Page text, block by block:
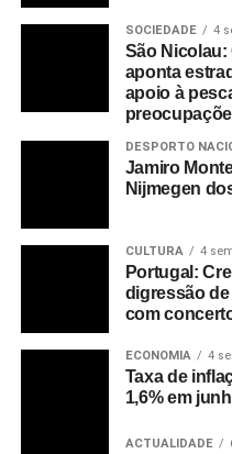
SOCIEDADE 4
São Nicolau:
aponta
apoio à
DESPORTO
Jamiro
Nijmegen
CULTURA 4
Portugal:
digressão
com
ECONOMIA 4
Taxa de
1,6% em
ACTUALIDADE